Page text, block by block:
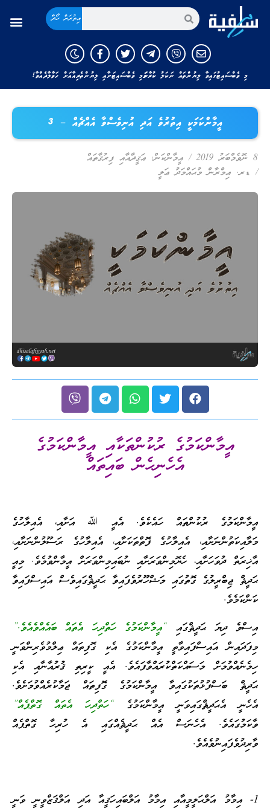
އިތުރަށް ހޯދާ
މި ވެބްސައިޓުގައިވާ ލިޔުންތައް ނަކަލު ކުރާނަމަ މި ވެބްސައިޓަށާއި ލިޔުންތެރިއާއަށް ހަވާލާދެއްވާ!
އީމާންކަމަކީ އިތުރުވެ އަދި އުނިވެސްވާ އެއްޗެއް – 3
8 ނޮވެމްބަރު 2019 / އީމާންކަން, ޢަޤީދާއާއި ފިރުޤާތައް
/ ޑރ. ޢިމްރާން މުޙައްމަދު ޢަލީ
އީމާންކަމުގެ ރުކުންތަކާއި އީމާންކަމުގެ
އެހެނިހެން ބައިތައް
އީމާންކަމުގެ ރުކުންތައް ހައެކެވެ. އެއީ ﷲ އަށާއި، އެއިލާހުގެ
މަލާއިކަތުންނަށާއި، އެއިލާހުގެ ފޮތްތަކަށާއި، އެއިލާހުގެ ރަސޫލުންނަށާއި،
އާޚިރަތް ދުވަހަށާއި، ހެޔޮމިންވަރަށާއި ނުބައިމިންވަރަށް އީމާންވުމެވެ. މިއީ
ޙަދީޘް ޖިބްރީލުގެ ގޮތުގައި މަޝްހޫރުވެފައިވާ ޙަދީޘްގައިވެސް އައިސްފައިވާ
ކަންކަމެވެ.
އިސްވެ ދިޔަ ޙަދީޘްގައި “އީމާންކަމުގެ ހަތްދިހަ އެތައް ބައެއްވެއެވެ.”
މިފަދައިން އައިސްފައިވާތީ އީމާންކަމުގެ އެކި ގޮފިތައް ޢިލްމުވެރިންވަނީ
ހިމެނެއްވުމަށް މަސައްކަތްކުރައްވާފައެވެ. އެއީ ކީރިތި ޤުރުއާނާއި އެކި
ޙަދީޘް ބަސްފުޅުތަކުގައިވާ އީމާންކަމުގެ ގޮފިތައް ޖަމާކުރެއްވުމަށެވެ.
އެހެނީ އެޙަދީޘްގައިވަނީ އީމާންކަމުގެ “ހަތްދިހަ އެތައް ގޮތްޕެއް”
ވާކަމުގައެވެ. އެހެނަސް އެއް ޙަދީޘެއްގައި އެ ހުރިހާ ގޮތްޕެއް
ވާރިދުވެފައިނުވެއެވެ.
1- އިމާމު އަލްޙަލީމީއާއި އިމާމު އަލްބައިހަޤީއާ އަދި އަލްޤަޒްވީނީ ވަނީ